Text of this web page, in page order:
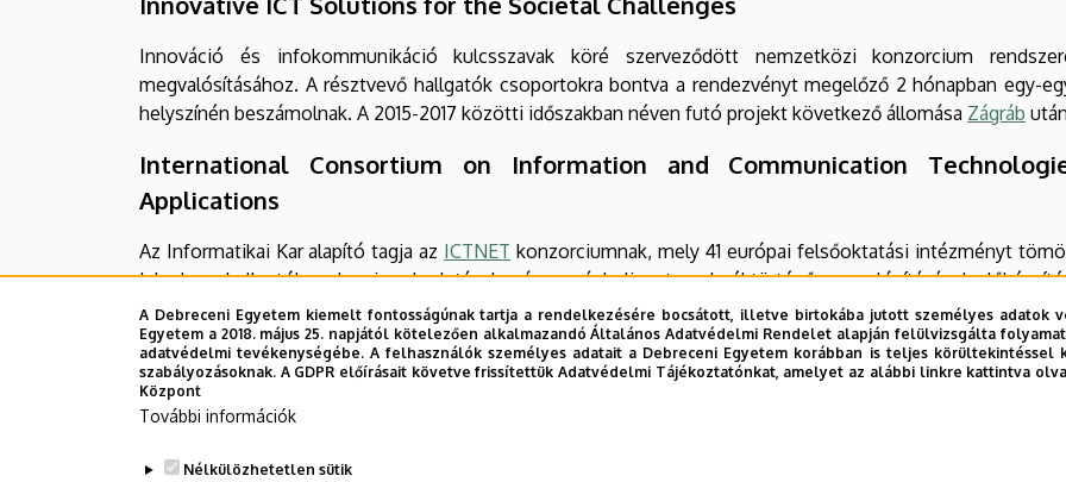
Innováció és infokommunikáció kulcsszavak köré szerveződött nemzetközi konzorcium
megvalósításához. A résztvevő hallgatók csoportokra bontva a rendezvényt megelőző 2 hónapban egy-
helyszínén beszámolnak. A 2015-2017 közötti időszakban néven futó projekt következő állomása Zágráb
International Consortium on Information and Communication
Applications
Az Informatikai Kar alapító tagja az ICTNET konzorciumnak, mely 41 európai felsőoktatási intézményt
Jelenleg a hallgatók szakmai gyakorlatának más országbeli partnereknél történő megvalósításának
IT-PRO
A finnUniversity of Applied Sciences intézménnyel kötött megállapodás értelmében az IK 180
tanulmányok után finn BSc diplomát kaphatnak.
Erasmus
A Debreceni Egyetem kiemelt fontosságúnak tartja a rendelkezésére bocsátott, illetve birtokába jutott személyes adatok
Egyetem a 2018. május 25. napjától kötelezően alkalmazandó Általános Adatvédelmi Rendelet alapján felülvizsgálta
adatvédelmi tevékenységébe. A felhasználók személyes adatait a Debreceni Egyetem korábban is teljes
szabályozásoknak. A GDPR előírásait követve frissítettük Adatvédelmi Tájékoztatónkat, amelyet az alábbi linkre kattintva
Központ
További információk
Nélkülözhetetlen sütik